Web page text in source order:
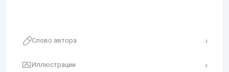
Слово автора
Иллюстрации